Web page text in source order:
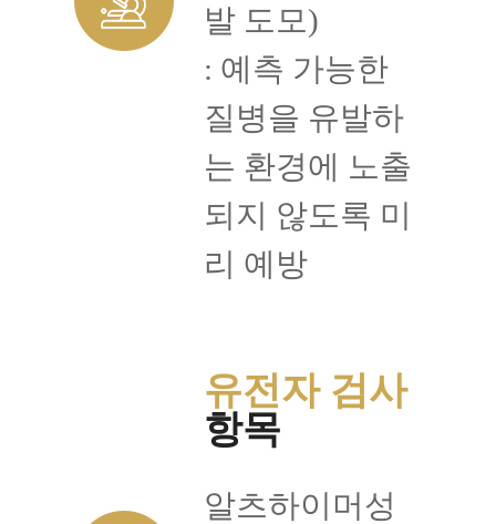
발 도모)
: 예측 가능한
질병을 유발하
는 환경에 노출
되지 않도록 미
리 예방
유전자 검사
항목
알츠하이머성